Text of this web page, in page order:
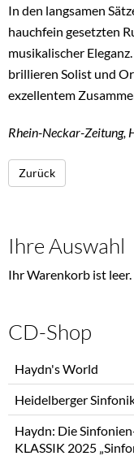
In den langsamen
hauchfein gesetzten
musikalischer
brillieren Solist und
exzellentem
Rhein-Neckar-Zeitung,
Zurück
Ihre Auswahl
Ihr Warenkorb ist leer.
CD-Shop
überspringen
Haydn's World
Heidelberger
Haydn: Die
KLASSIK 2025